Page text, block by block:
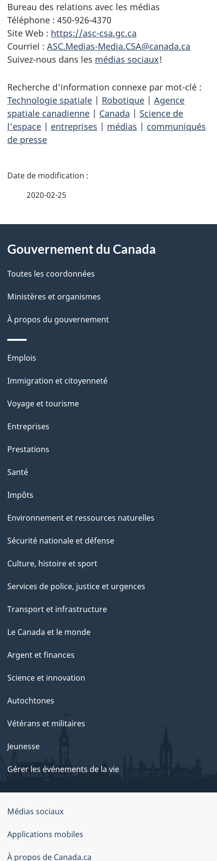
Bureau des relations avec les médias
Téléphone : 450-926-4370
Site Web : https://asc-csa.gc.ca
Courriel : ASC.Medias-Media.CSA@canada.ca
Suivez-nous dans les médias sociaux!
Recherche d'information connexe par mot-clé :
Technologie spatiale | Robotique | Agence
spatiale canadienne | Canada | Science de
l'espace | entreprises | médias | communiqués
de presse
D
i
l
s
d
e
l
a
p
a
g
e
2020-02-25
propos
de
ce
site
Gouvernement du Canada
Toutes les coordonnées
Ministères et organismes
À propos du gouvernement
Thèmes
sujets
Emplois
Immigration et citoyenneté
Voyage et tourisme
Entreprises
Prestations
Santé
Impôts
Environnement et ressources naturelles
Sécurité nationale et défense
Culture, histoire et sport
Services de police, justice et urgences
Transport et infrastructure
Le Canada et le monde
Argent et finances
Science et innovation
Autochtones
Vétérans et militaires
Jeunesse
Gérer les événements de la vie
Organisation
du
gouvernement
Médias sociaux
Applications mobiles
À propos de Canada.ca